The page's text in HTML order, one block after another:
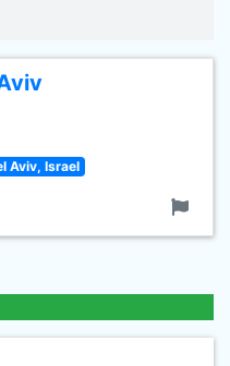
Aviv, Israel